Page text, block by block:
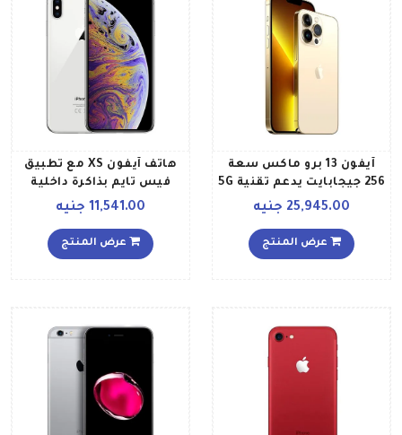
آيفون 13 برو ماكس سعة
256 جيجابايت يدعم تقنية 5G
مع فيس تايم لون ذهبي
السعودية
25,945.00 جنيه
عرض المنتج
هاتف آيفون XS مع تطبيق
فيس تايم بذاكرة داخلية
سعة 256 جيجابايت ويدعم
11,541.00 جنيه
عرض المنتج